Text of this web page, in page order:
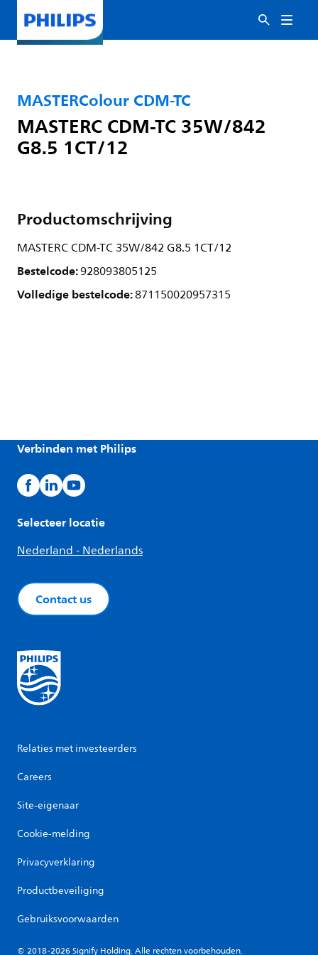
MASTERColour CDM-TC
MASTERC CDM-TC 35W/842
G8.5 1CT/12
Productomschrijving
MASTERC CDM-TC 35W/842 G8.5 1CT/12
Bestelcode:928093805125
Volledige bestelcode:871150020957315
Verbinden met Philips
Selecteer locatie
Nederland - Nederlands
Contact us
Relaties met investeerders
Careers
Site-eigenaar
Cookie-melding
Privacyverklaring
Productbeveiliging
Gebruiksvoorwaarden
© 2018-2026 Signify Holding. Alle rechten voorbehouden.